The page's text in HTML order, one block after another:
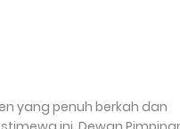
yang penuh berkah dan